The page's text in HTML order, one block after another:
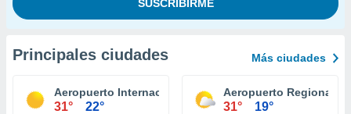
Principales ciudades Más ciudades
Aeropuerto Internacional Lehigh Valley
31° 22°
Aeropuerto Regional
31° 19°